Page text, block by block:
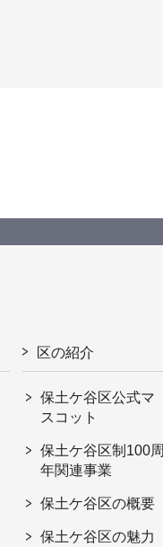
区の紹介
保土ケ谷区公式マ
スコット
保土ケ谷区制100周
年関連事業
保土ケ谷区の概要
保土ケ谷区の魅力